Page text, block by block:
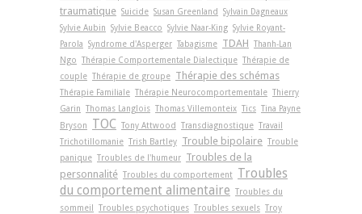
traumatique Suicide Susan Greenland
Sylvain Dagneaux
Sylvie Aubin Sylvie Beacco Sylvie Naar-King Sylvie Royant-
Parola Syndrome d'Asperger Tabagisme TDAH Thanh-Lan
Ngo Thérapie Comportementale Dialectique Thérapie de
couple Thérapie de groupe Thérapie des schémas
Thérapie Familiale Thérapie Neurocomportementale Thierry
Garin Thomas Langlois Thomas Villemonteix Tics Tina Payne
Bryson
TOC Tony Attwood Transdiagnostique Travail
Trichotillomanie Trish Bartley Trouble bipolaire Trouble
panique Troubles de l'humeur Troubles de la
personnalité Troubles du comportement
Troubles
du comportement alimentaire Troubles du
sommeil
Troubles psychotiques Troubles sexuels Troy